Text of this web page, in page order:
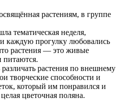
растениям, в группе
тематическая неделя,
каждую прогулку любовались
растения — это живые
питаются.
растения по внешнему
творческие способности и
который им понравился и
цветочная поляна.